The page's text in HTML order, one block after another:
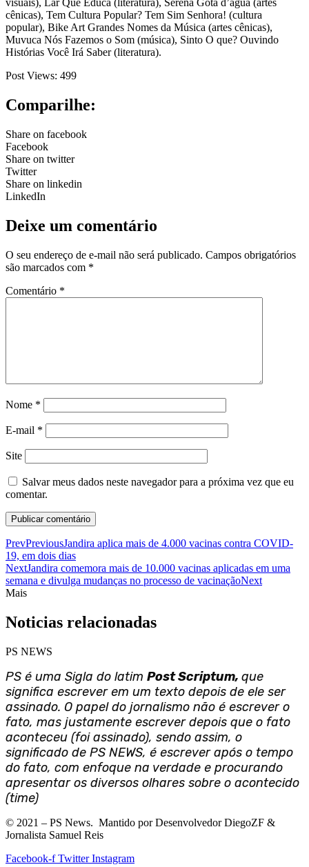
visuais), Lar Que Educa (literatura), Serena Gota d’água (artes
cênicas), Tem Cultura Popular? Tem Sim Senhora! (cultura
popular), Bike Art Grandes Nomes da Música (artes cênicas),
Muvuca Nós Fazemos o Som (música), Sinto O que? Ouvindo
Histórias Você Irá Saber (literatura).
Post Views: 499
Comparilhe:
Share on facebook
Facebook
Share on twitter
Twitter
Share on linkedin
LinkedIn
Deixe um comentário
O seu endereço de e-mail não será publicado. Campos obrigatórios
são marcados com *
Comentário *
Nome *
E-mail *
Site
Salvar meus dados neste navegador para a próxima vez que eu
comentar.
PrevPreviousJandira aplica mais de 4.000 vacinas contra COVID-
19, em dois dias
NextJandira comemora mais de 10.000 vacinas aplicadas em uma
semana e divulga mudanças no processo de vacinaçãoNext
Mais
Noticias relacionadas
PS NEWS
PS é uma Sigla do latim Post Scriptum, que
significa escrever em um texto depois de ele ser
assinado. O papel do jornalismo não é escrever o
fato, mas justamente escrever depois que o fato
aconteceu (foi assinado), sendo assim, o
significado de PS NEWS, é escrever após o tempo
do fato, com enfoque na verdade e procurando
apresentar os diversos olhares sobre o acontecido
(time)
© 2021 – PS News. Mantido por Desenvolvedor DiegoZF &
Jornalista Samuel Reis
Facebook-f Twitter Instagram